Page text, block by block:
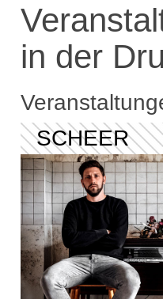
in der
SCHEER